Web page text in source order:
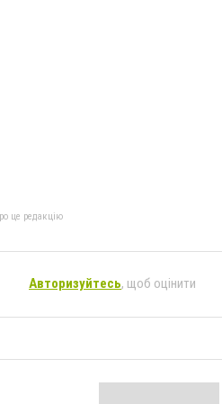
це редакцію
Авторизуйтесь, щоб оцінити